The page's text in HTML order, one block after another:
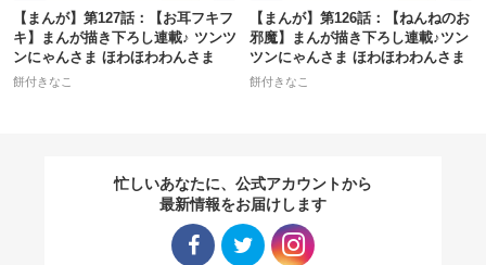
【まんが】第127話：【お耳フキフ
キ】まんが描き下ろし連載♪ ツンツ
ンにゃんさま ほわほわわんさま
餅付きなこ
【まんが】第126話：【ねんねのお
邪魔】まんが描き下ろし連載♪ツン
ツンにゃんさま ほわほわわんさま
餅付きなこ
忙しいあなたに、公式アカウントから
最新情報をお届けします